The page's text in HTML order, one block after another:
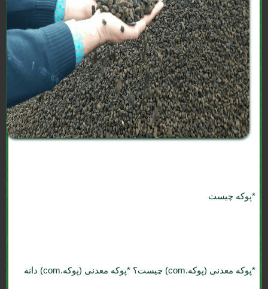
*پوکه چیست
*پوکه معدنی (پوکه.com) چیست؟ *پوکه معدنی (پوکه.com) دانه